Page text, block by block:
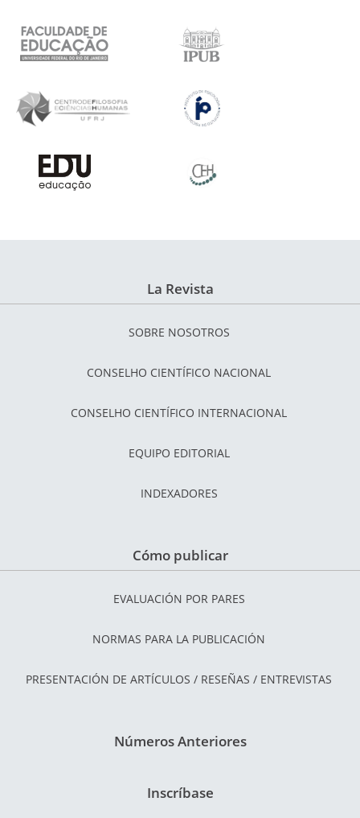
La Revista
SOBRE NOSOTROS
CONSELHO CIENTÍFICO NACIONAL
CONSELHO CIENTÍFICO INTERNACIONAL
EQUIPO EDITORIAL
INDEXADORES
Cómo publicar
EVALUACIÓN POR PARES
NORMAS PARA LA PUBLICACIÓN
PRESENTACIÓN DE ARTÍCULOS / RESEÑAS / ENTREVISTAS
Números Anteriores
Inscríbase